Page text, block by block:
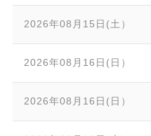
2026年08月15日(土）
2026年08月16日(日）
2026年08月16日(日）